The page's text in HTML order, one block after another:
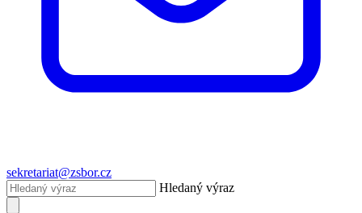
sekretariat@zsbor.cz
Hledaný výraz